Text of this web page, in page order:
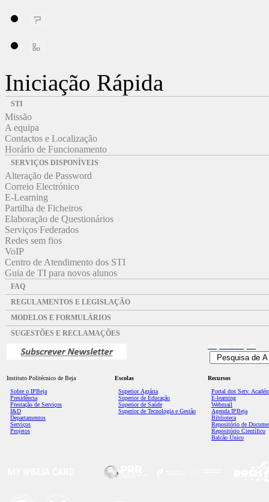
Iniciação Rápida
STI
Missão
A equipa
Contactos e Localização
Horário de Funcionamento
SERVIÇOS DISPONÍVEIS
Alteração de Password
Correio Electrónico
E-Learning
Partilha de Ficheiros
Elaboração de Questionários
Serviços Federados
Redes sem fios
VoIP
Centro de Atendimento dos STI
Guia de TI para novos alunos
FAQ
REGULAMENTOS E LEGISLAÇÃO
MODELOS E FORMULÁRIOS
SUGESTÕES E RECLAMAÇÕES
Instituto Politécnico de Beja
Sobre o IPBeja
Presidência
Prestação de Serviços
I&D
Departamentos
Serviços
Projetos
Escolas
Superior Agrária
Superior de Educação
Superior de Saúde
Superior de Tecnologia e Gestão
Recursos
Portal dos Serv.
E-learning
Webmail
Agenda IPBeja
Biblioteca
Repositório de
Repositório Científico
Balcão Único